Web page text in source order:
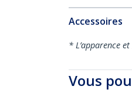
Accessoires
* L’apparence
Vous